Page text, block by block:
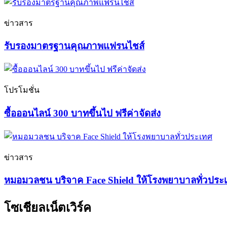
ข่าวสาร
รับรองมาตรฐานคุณภาพแฟรนไชส์
โปรโมชั่น
ซื้อออนไลน์ 300 บาทขึ้นไป ฟรีค่าจัดส่ง
ข่าวสาร
หมอมวลชน บริจาค Face Shield ให้โรงพยาบาลทั่วประ
โซเชียลเน็ตเวิร์ค